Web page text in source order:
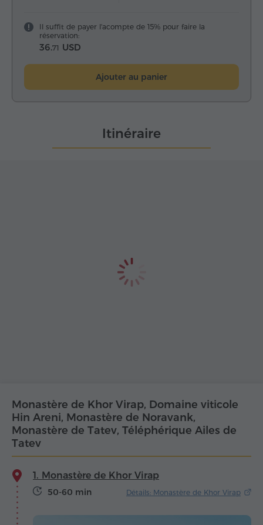
Il suffit de payer l'acompte de 15% pour faire la
réservation:
36.71 USD
Ajouter au panier
Itinéraire
Monastère de Khor Virap, Domaine viticole
Hin Areni, Monastère de Noravank,
Monastère de Tatev, Téléphérique Ailes de
Tatev
1. Monastère de Khor Virap
50-60 min Détails: Monastère de Khor Virap